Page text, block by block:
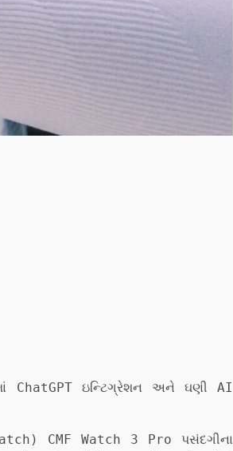
ChatGPT ઇન્ટિગ્રેશન અને ઘણી AI
CMF Watch 3 Pro પસંદગીના